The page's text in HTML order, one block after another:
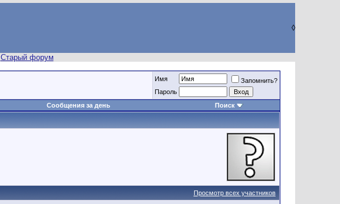
◊
Старый форум
Имя
Запомнить?
Пароль
Сообщения за день Поиск
Просмотр всех участников